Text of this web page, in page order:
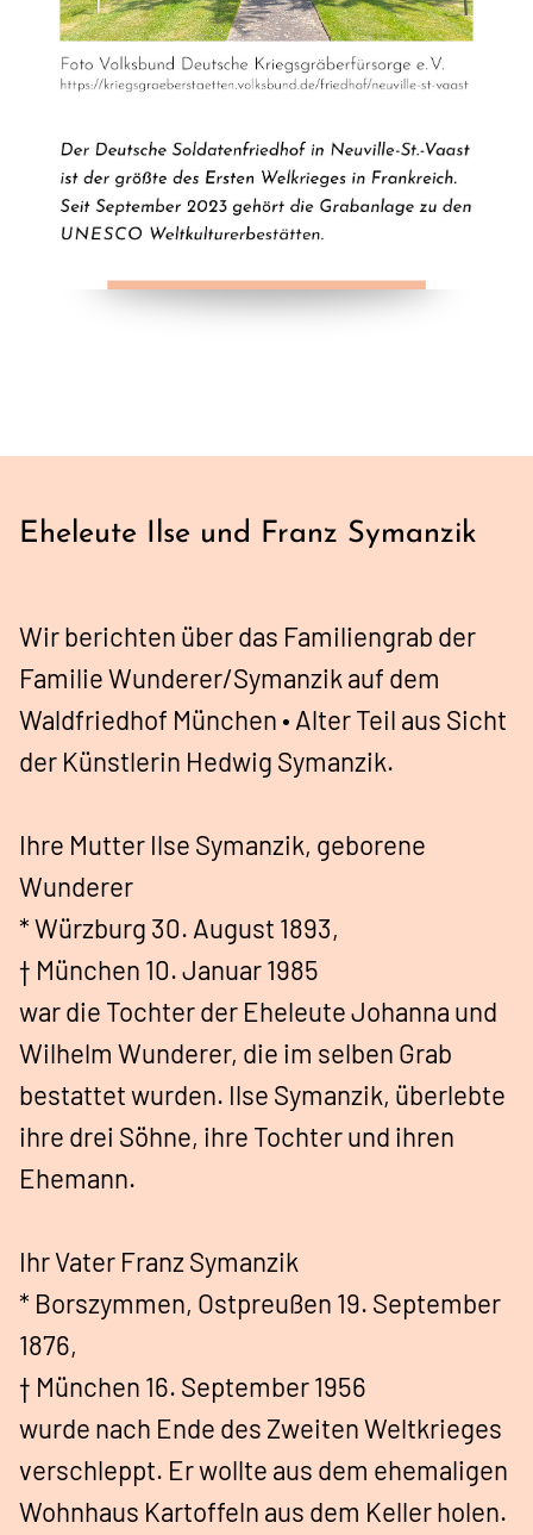
Eheleute Ilse und Franz Symanzik
Wir berichten über das Familiengrab der
Familie Wunderer/Symanzik auf dem
Waldfriedhof München • Alter Teil aus Sicht
der Künstlerin Hedwig Symanzik.
Ihre Mutter Ilse Symanzik, geborene
Wunderer
* Würzburg 30. August 1893,
† München 10. Januar 1985
war die Tochter der Eheleute Johanna und
Wilhelm Wunderer, die im selben Grab
bestattet wurden. Ilse Symanzik, überlebte
ihre drei Söhne, ihre Tochter und ihren
Ehemann.
Ihr Vater Franz Symanzik
* Borszymmen, Ostpreußen 19. September
1876,
† München 16. September 1956
wurde nach Ende des Zweiten Weltkrieges
verschleppt. Er wollte aus dem ehemaligen
Wohnhaus Kartoffeln aus dem Keller holen.